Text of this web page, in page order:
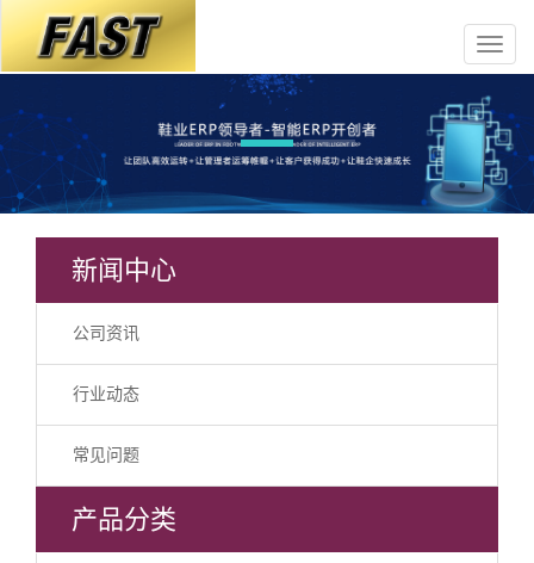
新闻中心
公司资讯
行业动态
常见问题
产品分类